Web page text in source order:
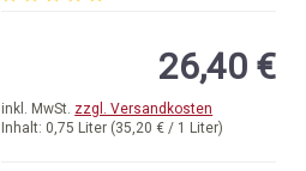
Inhalt: 0,75 Liter (35,20 € / 1 Liter)
inkl. MwSt. zzgl. Versandkosten
26,40 €